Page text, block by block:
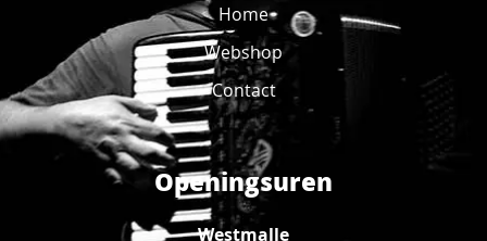
Home
Webshop
Contact
Openingsuren